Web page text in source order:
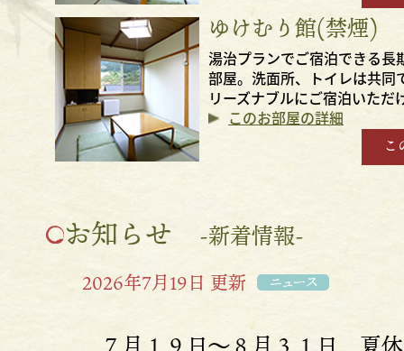
ゆけむり館(禁煙)
湯治プランでご宿泊できる長
部屋。洗面所、トイレは共同
リーズナブルにご宿泊いただ
このお部屋の詳細
こ
お知らせ -新着情報-
2026年7月19日 更新 ニュース